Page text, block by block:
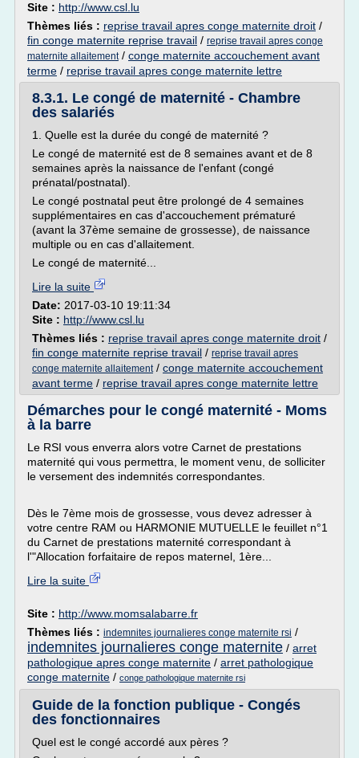
Site : http://www.csl.lu
Thèmes liés : reprise travail apres conge maternite droit /
fin conge maternite reprise travail / reprise travail apres conge
maternite allaitement/ conge maternite accouchement avant
terme / reprise travail apres conge maternite lettre
8.3.1. Le congé de maternité - Chambre
des salariés
1. Quelle est la durée du congé de maternité ?
Le congé de maternité est de 8 semaines avant et de 8
semaines après la naissance de l'enfant (congé
prénatal/postnatal).
Le congé postnatal peut être prolongé de 4 semaines
supplémentaires en cas d'accouchement prématuré
(avant la 37ème semaine de grossesse), de naissance
multiple ou en cas d'allaitement.
Le congé de maternité...
Lire la suite
Date: 2017-03-10 19:11:34
Site : http://www.csl.lu
Thèmes liés : reprise travail apres conge maternite droit /
fin conge maternite reprise travail / reprise travail apres
conge maternite allaitement/ conge maternite accouchement
avant terme / reprise travail apres conge maternite lettre
Démarches pour le congé maternité - Moms
à la barre
Le RSI vous enverra alors votre Carnet de prestations
maternité qui vous permettra, le moment venu, de solliciter
le versement des indemnités correspondantes.
Dès le 7ème mois de grossesse, vous devez adresser à
votre centre RAM ou HARMONIE MUTUELLE le feuillet n°1
du Carnet de prestations maternité correspondant à
l'"Allocation forfaitaire de repos maternel, 1ère...
Lire la suite
Site : http://www.momsalabarre.fr
Thèmes liés : indemnites journalieres conge maternite rsi /
indemnites journalieres conge maternite / arret
pathologique apres conge maternite / arret pathologique
conge maternite / conge pathologique maternite rsi
Guide de la fonction publique - Congés
des fonctionnaires
Quel est le congé accordé aux pères ?